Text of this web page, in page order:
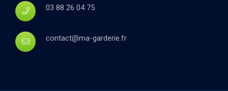
03 88 26 04 75
contact@ma-garderie.fr